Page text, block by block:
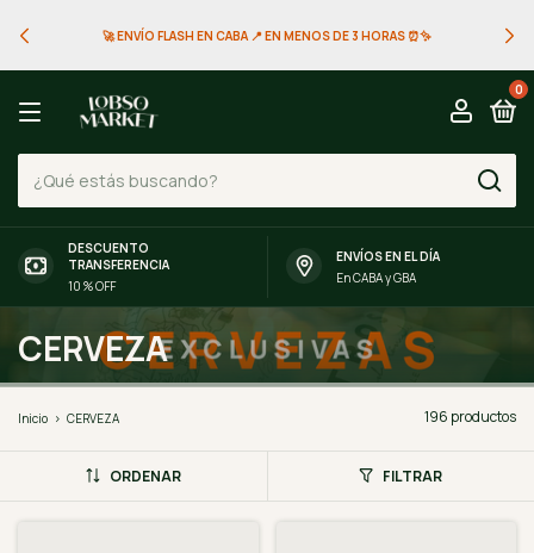
🚀 ENVÍO FLASH EN CABA 📍 EN MENOS DE 3 HORAS ⏰✨
0
DESCUENTO
TRANSFERENCIA
10 % OFF
ENVÍOS EN EL DÍA
En CABA y GBA
CERVEZA
Inicio > CERVEZA 196 productos
ORDENAR FILTRAR